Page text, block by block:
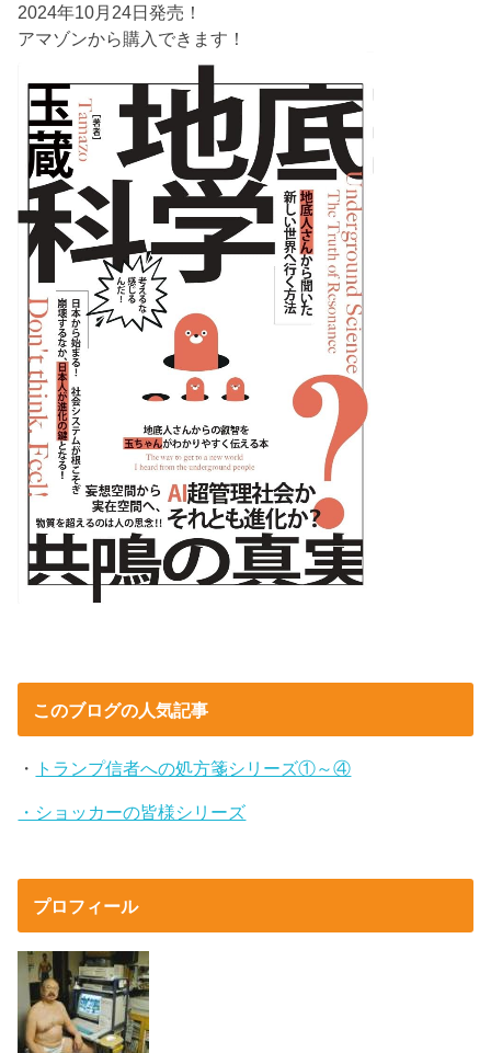
2024年10月24日発売！
アマゾンから購入できます！
このブログの人気記事
・ トランプ信者への処方箋シリーズ①～④
・ショッカーの皆様シリーズ
プロフィール